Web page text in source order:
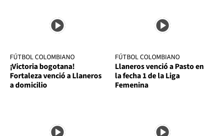
FÚTBOL COLOMBIANO
¡Victoria bogotana!
Fortaleza venció a Llaneros
a domicilio
FÚTBOL COLOMBIANO
Llaneros venció a Pasto en
la fecha 1 de la Liga
Femenina